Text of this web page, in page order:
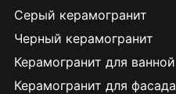
Серый керамогранит
Черный керамогранит
Керамогранит для ванной
Керамогранит для фасада